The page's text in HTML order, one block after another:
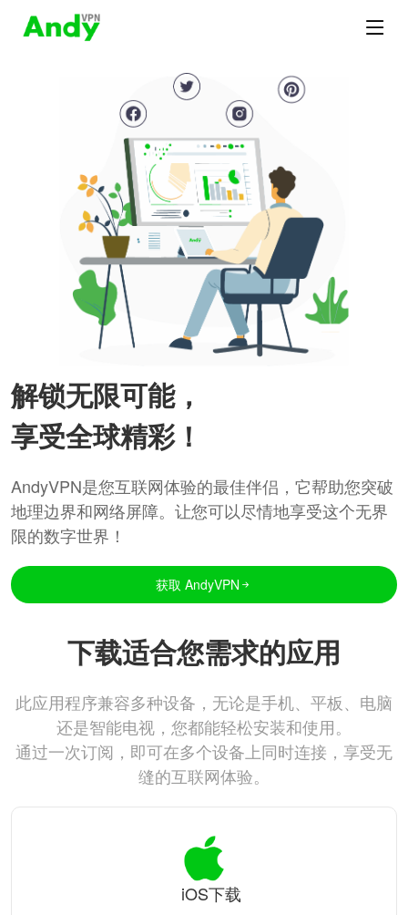
解锁无限可能，
享受全球精彩！
AndyVPN是您互联网体验的最佳伴侣，它帮助您突破
地理边界和网络屏障。让您可以尽情地享受这个无界
限的数字世界！
获取 AndyVPN
下载适合您需求的应用
此应用程序兼容多种设备，无论是手机、平板、电脑
还是智能电视，您都能轻松安装和使用。
通过一次订阅，即可在多个设备上同时连接，享受无
缝的互联网体验。
iOS下载